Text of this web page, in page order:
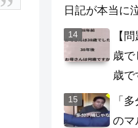
日記が本当に
【
歳で
歳で
「
のマ